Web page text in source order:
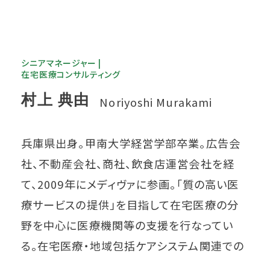
シニアマネージャー |
在宅医療コンサルティング
村上 典由 Noriyoshi Murakami
兵庫県出身。甲南大学経営学部卒業。広告会
社、不動産会社、商社、飲食店運営会社を経
て、2009年にメディヴァに参画。「質の高い医
療サービスの提供」を目指して在宅医療の分
野を中心に医療機関等の支援を行なってい
る。在宅医療・地域包括ケアシステム関連での